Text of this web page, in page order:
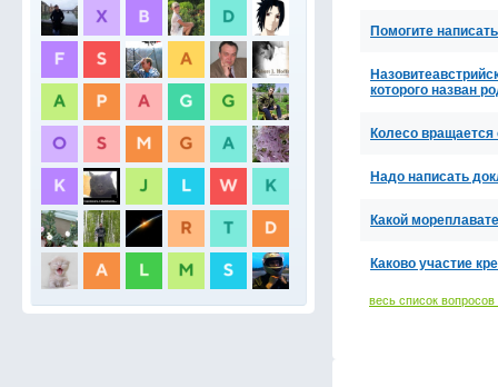
Помогите
которого назван
Колесо
Надо написать
Какой
Каково участие
весь список вопросов